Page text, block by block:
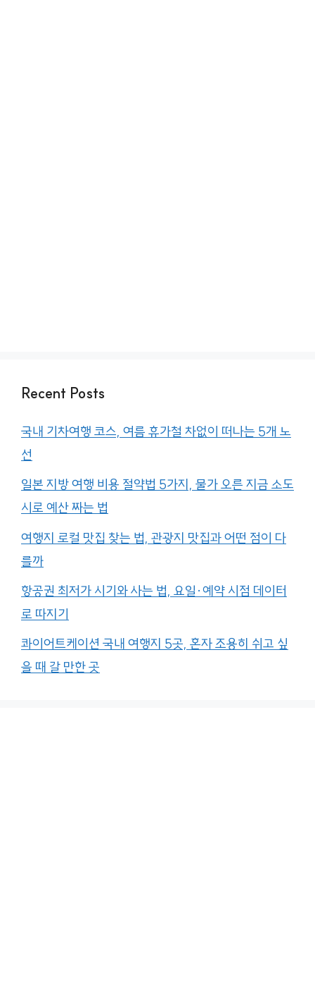
Recent Posts
국내 기차여행 코스, 여름 휴가철 차없이 떠나는 5개 노
선
일본 지방 여행 비용 절약법 5가지, 물가 오른 지금 소도
시로 예산 짜는 법
여행지 로컬 맛집 찾는 법, 관광지 맛집과 어떤 점이 다
를까
항공권 최저가 시기와 사는 법, 요일·예약 시점 데이터
로 따지기
콰이어트케이션 국내 여행지 5곳, 혼자 조용히 쉬고 싶
을 때 갈 만한 곳